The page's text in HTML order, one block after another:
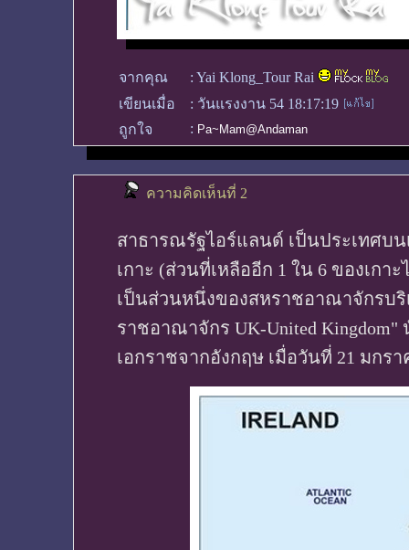
จากคุณ : Yai Klong_Tour Rai
เขียนเมื่อ
: วันแรงงาน 54 18:17:19
ถูกใจ
: Pa~Mam@Andaman
ความคิดเห็นที่ 2
สาธารณรัฐไอร์แลนด์ เป็นประเทศบ
เกาะ (ส่วนที่เหลืออีก 1 ใน 6 ของเกา
เป็นส่วนหนึ่งของสหราชอาณาจักรบ
ราชอาณาจักร UK-United
เอกราชจากอังกฤษ เมื่อวันที่ 21 มกรา